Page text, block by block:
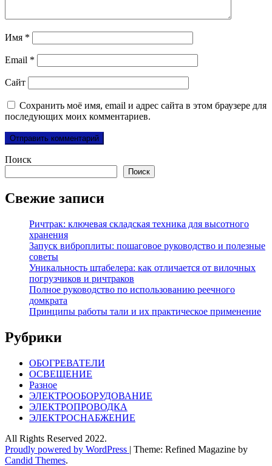
Имя *
Email *
Сайт
Сохранить моё имя, email и адрес сайта в этом браузере для
последующих моих комментариев.
Поиск
Поиск
Свежие записи
Ричтрак: ключевая складская техника для высотного
хранения
Запуск виброплиты: пошаговое руководство и полезные
советы
Уникальность штабелера: как отличается от вилочных
погрузчиков и ричтраков
Полное руководство по использованию реечного
домкрата
Принципы работы тали и их практическое применение
Рубрики
ОБОГРЕВАТЕЛИ
ОСВЕЩЕНИЕ
Разное
ЭЛЕКТРООБОРУДОВАНИЕ
ЭЛЕКТРОПРОВОДКА
ЭЛЕКТРОСНАБЖЕНИЕ
All Rights Reserved 2022.
Proudly powered by WordPress | Theme: Refined Magazine by
Candid Themes.